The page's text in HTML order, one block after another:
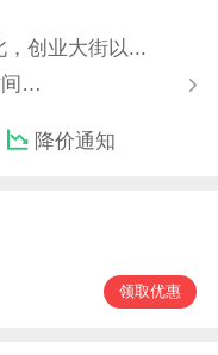
创业大街以...
间…
降价通知
领取优惠